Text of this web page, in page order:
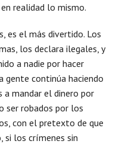
realidad lo mismo.
es el más divertido. Los
los declara ilegales, y
a nadie por hacer
gente continúa haciendo
a mandar el dinero por
ser robados por los
con el pretexto de que
si los crímenes sin